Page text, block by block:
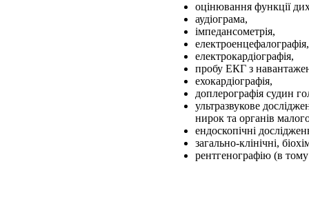
оцінювання функції
аудіограма,
імпедансометрія,
електроенцефалографія,
електрокардіографія,
пробу ЕКГ з
ехокардіографія,
доплерографія судин
ультразвукове
нирок та органів
ендоскопічні
загально-клінічні,
рентгенографію (в